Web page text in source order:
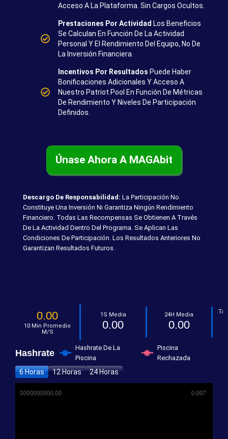
Acceso A La Plataforma. Sin Cargos Ocultos.
Prestaciones Por Actividad Los Beneficios
Se Calculan En Función De La Actividad
Personal Y El Rendimiento Del Equipo, No De
La Inversión Financiera.
Incentivos Por Resultados Puede Haber
Bonificaciones Adicionales Y Acceso A
Nuestro Patriot Pool En Función De Métricas
De Rendimiento Y Niveles De Participación
Definidos.
Únase Ahora A MAGAbit
Descargo De Responsabilidad: La Participación No
Constituye Una Inversión Ni Garantiza Ningún Rendimiento
Financiero. Todas Las Recompensas Se Obtienen A Través
De La Actividad Dentro Del Programa. Se Aplican Las
Condiciones De Participación. Los Resultados Anteriores No
Garantizan Resultados Futuros.
0.00
10 Min Promedio
M/s
1S Media
0.00
24H Media
0.00
Hashrate
Hashrate De La
Piscina
Piscina
Rechazada
6 Horas 12 Horas 24 Horas